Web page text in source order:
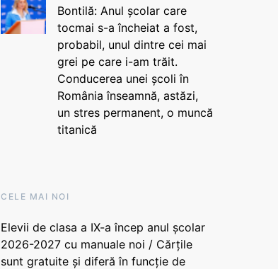
Bontilă: Anul școlar care
tocmai s-a încheiat a fost,
probabil, unul dintre cei mai
grei pe care i-am trăit.
Conducerea unei școli în
România înseamnă, astăzi,
un stres permanent, o muncă
titanică
CELE MAI NOI
Elevii de clasa a IX-a încep anul școlar
2026-2027 cu manuale noi / Cărțile
sunt gratuite și diferă în funcție de